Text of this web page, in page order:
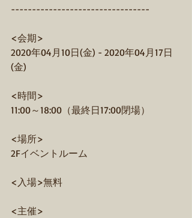
---------------------------------
<会期>
2020年04月10日(金) - 2020年04月17日
(金)
<時間>
11:00～18:00（最終日17:00閉場）
<場所>
2Fイベントルーム
<入場>無料
<主催>